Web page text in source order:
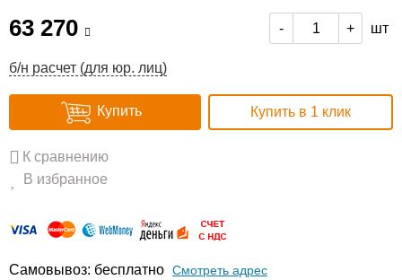
63 270 - + шт
б/н расчет (для юр. лиц)
Купить Купить в 1 клик
К сравнению
В избранное
Самовывоз: бесплатно Смотреть адрес